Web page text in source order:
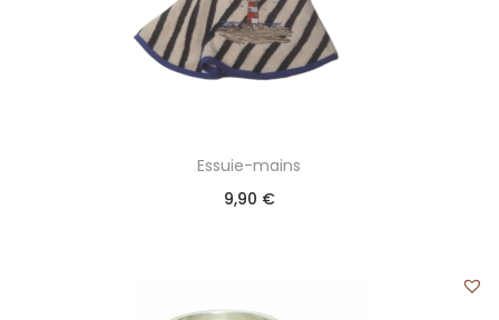
Essuie-mains
9,90 €